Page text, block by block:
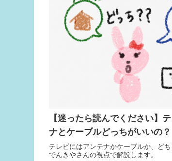
【迷ったら読んでください】
ナとケーブルどっちがいいの？
テレビにはアンテナかケーブルか、ど
でんきやさんの視点で解説します。